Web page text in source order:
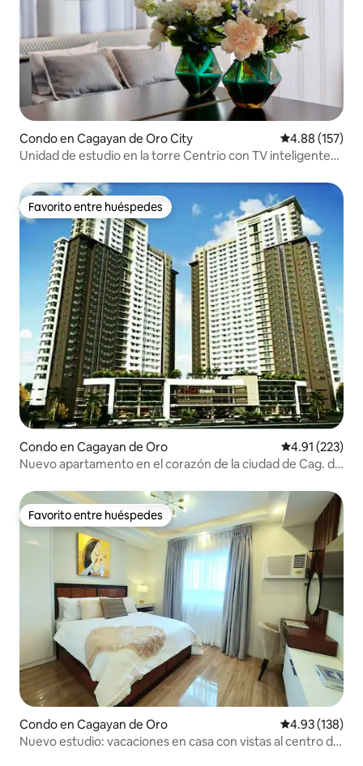
Condo en Cagayan de Oro City Calificación
4.88 (157)
Unidad de estudio en la torre Centrio con TV inteligente
Favorito entre huéspedes
Favorito entre huéspedes
Condo en Cagayan de Oro Calificación
4.91 (223)
Nuevo apartamento en el corazón de la ciudad de Cag. de
Favorito entre huéspedes
Favorito entre huéspedes
Condo en Cagayan de Oro Calificación
4.93 (138)
Nuevo estudio: vacaciones en casa con vistas al centro de